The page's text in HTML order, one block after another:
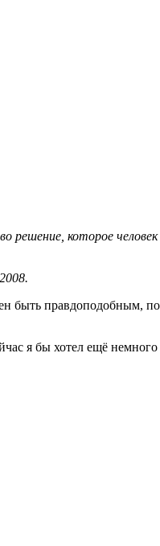
которое
быть правдоподобным,
я бы хотел ещё